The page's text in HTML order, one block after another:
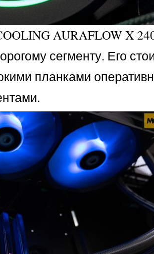
AURAFLOW X
сегменту. Его
планками